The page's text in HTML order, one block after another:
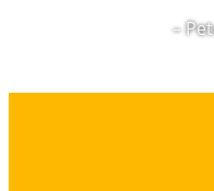
–